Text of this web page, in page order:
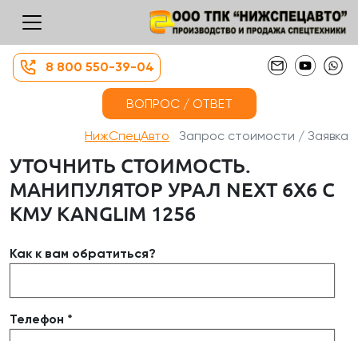
8 800 550-39-04
ВОПРОС / ОТВЕТ
НижСпецАвто Запрос стоимости / Заявка
УТОЧНИТЬ СТОИМОСТЬ.
МАНИПУЛЯТОР УРАЛ NEXT 6X6 С
КМУ KANGLIM 1256
Как к вам обратиться?
Телефон *